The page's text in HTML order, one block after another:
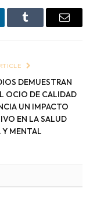
Tumblr Email
DEMUESTRAN
OCIO DE CALIDAD
UN IMPACTO
EN LA SALUD
Y MENTAL